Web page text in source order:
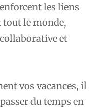
les liens
le monde,
et
vos vacances, il
du temps en